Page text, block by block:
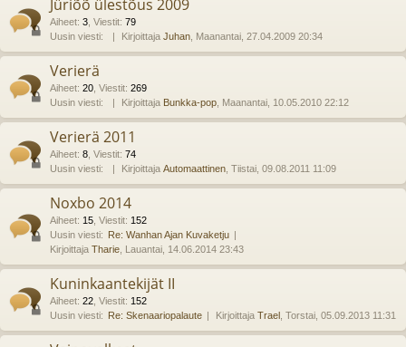
Jüriõõ ülestõus 2009
Aiheet: 3 Viestit: 79
Uusin viesti:
Kirjoittaja Juhan , Maanantai, 27.04.2009 20:34
Verierä
Aiheet: 20 Viestit: 269
Uusin viesti:
Kirjoittaja Bunkka-pop , Maanantai, 10.05.2010 22:12
Verierä 2011
Aiheet: 8 Viestit: 74
Uusin viesti:
Kirjoittaja Automaattinen , Tiistai, 09.08.2011 11:09
Noxbo 2014
Aiheet: 15 Viestit: 152
Uusin viesti: Re: Wanhan Ajan Kuvaketju
Kirjoittaja Tharie , Lauantai, 14.06.2014 23:43
Kuninkaantekijät II
Aiheet: 22 Viestit: 152
Uusin viesti: Re: Skenaariopalaute Kirjoittaja Trael , Torstai, 05.09.2013 11:31